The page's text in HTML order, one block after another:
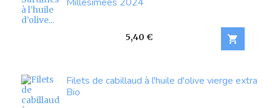
Prix
5,40 € 
Filets de cabillaud à l'huile d'olive vierge extra
Bio